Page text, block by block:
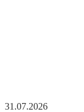
31.07.2026